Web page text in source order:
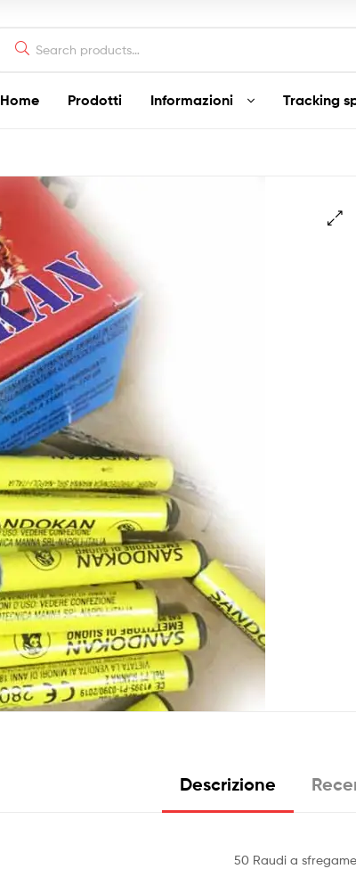
for:
Home Prodotti Informazioni Tracking
Descrizione
50 Raudi a